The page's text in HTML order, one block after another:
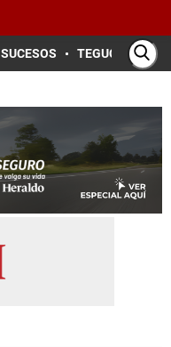
SUCESOS TEGUCIGALPA